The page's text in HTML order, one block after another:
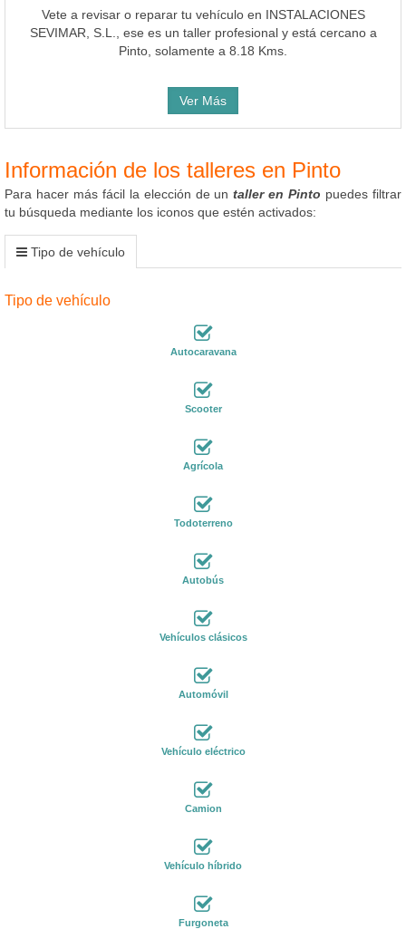
Vete a revisar o reparar tu vehículo en INSTALACIONES
SEVIMAR, S.L., ese es un taller profesional y está cercano a
Pinto, solamente a 8.18 Kms.
Ver Más
Información de los talleres en Pinto
Para hacer más fácil la elección de untaller en Pinto puedes filtrar
tu búsqueda mediante los iconos que estén activados:
Tipo de vehículo
Tipo de vehículo
Autocaravana
Scooter
Agrícola
Todoterreno
Autobús
Vehículos clásicos
Automóvil
Vehículo eléctrico
Camion
Vehículo híbrido
Furgoneta